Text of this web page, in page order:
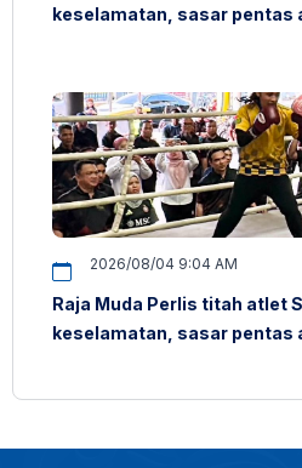
keselamatan, sasar pentas
2026/08/04 9:04 AM
Raja Muda Perlis titah atlet
keselamatan, sasar pentas